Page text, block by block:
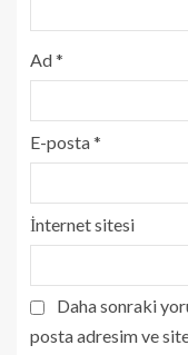
Ad*
E-posta*
İnternet sitesi
Daha sonraki
posta adresim ve